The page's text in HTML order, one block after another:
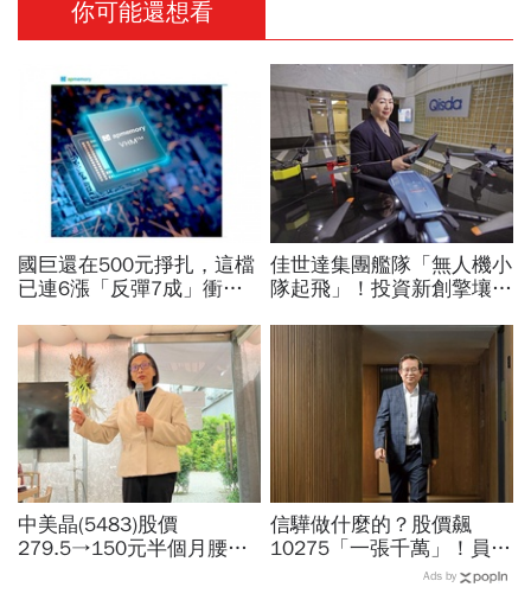
你可能還想看
國巨還在500元掙扎，這檔
已連6漲「反彈7成」衝千
還有5成空間
佳世達集團艦隊「無人機小
隊起飛」！投資新創擎壤、
兵：鎖定美日頂級客戶切入
中美晶(5483)股價
279.5→150元半個月腰
信驊做什麼的？股價飆
10275「一張千萬」！員工
年薪平均540萬…中年失業
Ads by